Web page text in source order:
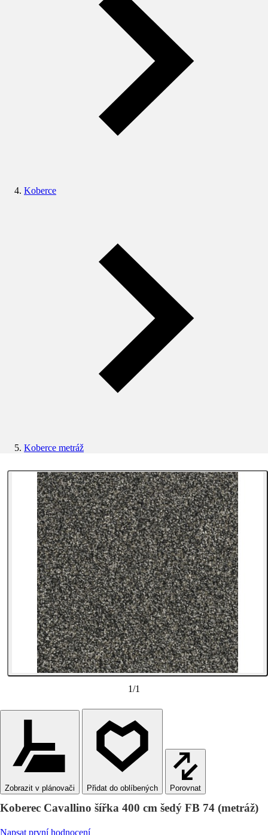
Koberce
Koberce metráž
1/1
Zobrazit v plánovači Porovnat
Koberec Cavallino šířka 400 cm šedý FB 74 (metráž)
Napsat první hodnocení